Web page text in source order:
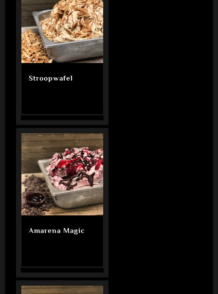
Stroopwafel
Amarena Magic